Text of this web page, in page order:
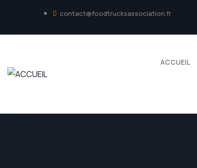
contact@foodtrucksassociation.fr
ACCUEIL